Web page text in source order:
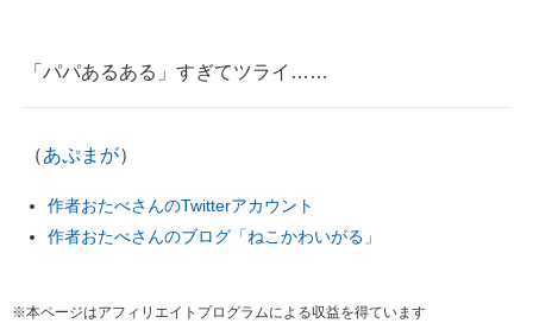
「パパあるある」すぎてツライ……
（あぷまが）
作者おたべさんのTwitterアカウント
作者おたべさんのブログ「ねこかわいがる」
※本ページはアフィリエイトプログラムによる収益を得ています